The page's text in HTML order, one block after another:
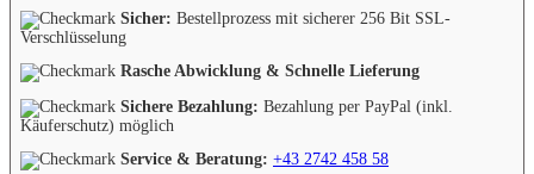
Sicher: Bestellprozess mit sicherer 256 Bit SSL-
Verschlüsselung
Rasche Abwicklung & Schnelle Lieferung
Sichere Bezahlung: Bezahlung per PayPal (inkl.
Käuferschutz) möglich
Service & Beratung: +43 2742 458 58